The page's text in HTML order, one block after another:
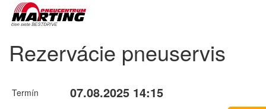
Rezervácie pneuservis
Termín 07.08.2025 14:15